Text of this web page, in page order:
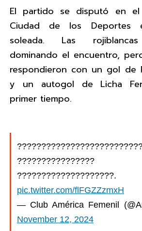
El partido se disputó en
Ciudad de los Deportes
soleada. Las rojiblancas
dominando el encuentro,
respondieron con un gol de
y un autogol de Licha
primer tiempo.
????????????????
pic.twitter.com/flFGZZzmxH
— Club América Femenil
November 12, 2024